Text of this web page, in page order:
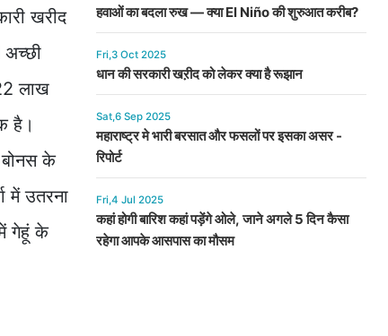
खरीद
अच्छी
लाख
है।
के
में उतरना
गेहूं के
हवाओं का बदला रुख — क्या El Niño की शुरुआत करीब?
Fri,3 Oct 2025
धान की सरकारी खऱीद को लेकर क्या है रूझान
Sat,6 Sep 2025
महाराष्ट्र मे भारी बरसात और फसलों पर इसका असर -
रिपोर्ट
Fri,4 Jul 2025
कहां होगी बारिश कहां पड़ेंगे ओले, जाने अगले 5 दिन कैसा
रहेगा आपके आसपास का मौसम